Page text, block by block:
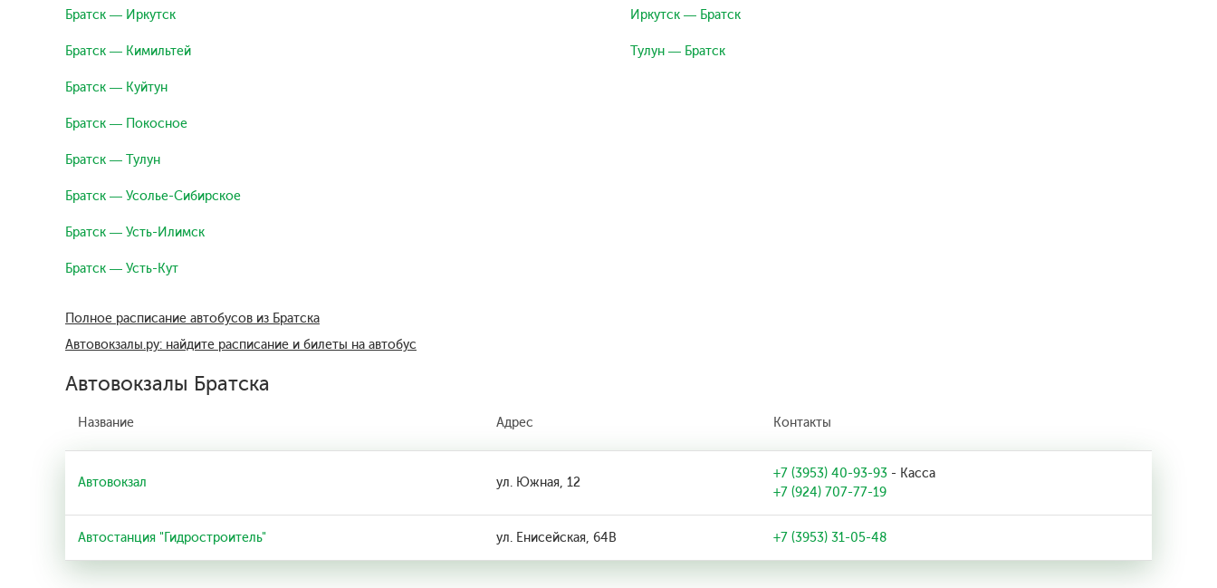
Братск — Иркутск
Братск — Кимильтей
Братск — Куйтун
Братск — Покосное
Братск — Тулун
Братск — Усолье-Сибирское
Братск — Усть-Илимск
Братск — Усть-Кут
Иркутск — Братск
Тулун — Братск
Полное расписание автобусов из Братска
Автовокзалы.ру: найдите расписание и билеты на автобус
Автовокзалы Братска
Название Адрес Контакты
Автовокзал ул. Южная, 12
+7 (3953) 40-93-93 - Касса
+7 (924) 707-77-19
Автостанция "Гидростроитель" ул. Енисейская, 64В +7 (3953) 31-05-48